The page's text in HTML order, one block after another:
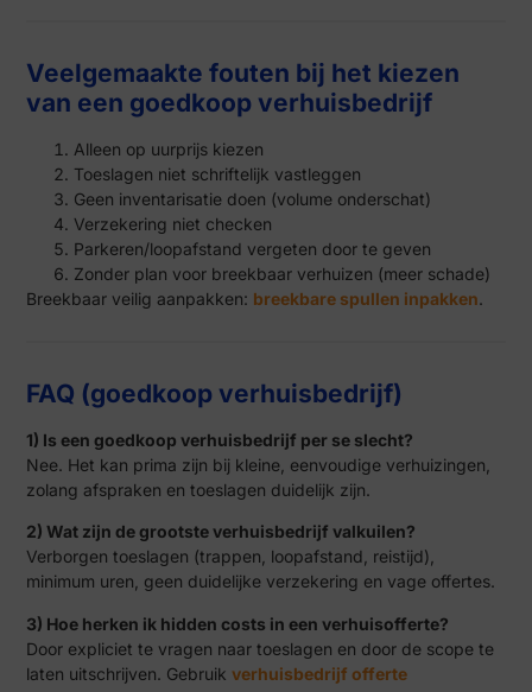
Veelgemaakte fouten bij het kiezen
van een goedkoop verhuisbedrijf
Alleen op uurprijs kiezen
Toeslagen niet schriftelijk vastleggen
Geen inventarisatie doen (volume onderschat)
Verzekering niet checken
Parkeren/loopafstand vergeten door te geven
Zonder plan voor breekbaar verhuizen (meer schade)
Breekbaar veilig aanpakken: breekbare spullen inpakken.
FAQ (goedkoop verhuisbedrijf)
1) Is een goedkoop verhuisbedrijf per se slecht?
Nee. Het kan prima zijn bij kleine, eenvoudige verhuizingen,
zolang afspraken en toeslagen duidelijk zijn.
2) Wat zijn de grootste verhuisbedrijf valkuilen?
Verborgen toeslagen (trappen, loopafstand, reistijd),
minimum uren, geen duidelijke verzekering en vage offertes.
3) Hoe herken ik hidden costs in een verhuisofferte?
Door expliciet te vragen naar toeslagen en door de scope te
laten uitschrijven. Gebruikverhuisbedrijf offerte